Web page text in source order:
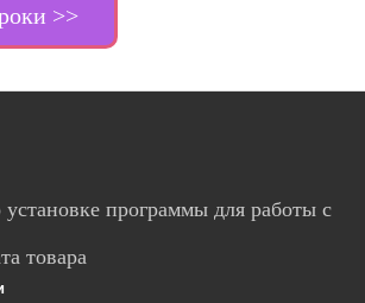
>>
установке программы для работы с
товара